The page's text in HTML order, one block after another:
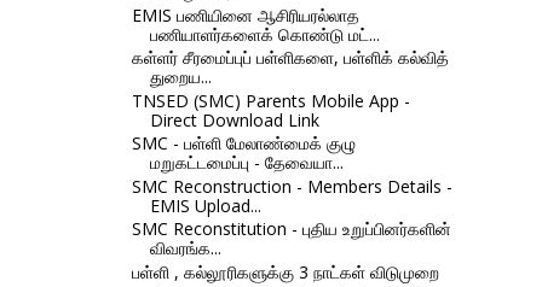
EMIS பணியினை ஆசிரியரல்லாத
பணியாளர்களைக் கொண்டு மட்...
கள்ளர் சீரமைப்புப் பள்ளிகளை, பள்ளிக் கல்வித்
துறைய...
TNSED (SMC) Parents Mobile App -
Direct Download Link
SMC - பள்ளி மேலாண்மைக் குழு
மறுகட்டமைப்பு - தேவையா...
SMC Reconstruction - Members Details -
EMIS Upload...
SMC Reconstitution - புதிய உறுப்பினர்களின்
விவரங்க...
பள்ளி , கல்லூரிகளுக்கு 3 நாட்கள் விடுமுறை